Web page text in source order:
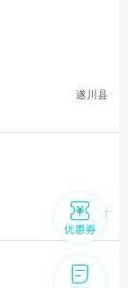
遂川县
井冈山市